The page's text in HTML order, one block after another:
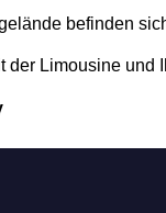
befinden
der Limousine